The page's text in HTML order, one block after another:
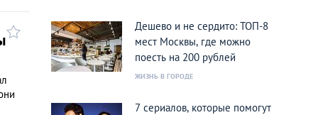
Дешево и не сердито: ТОП-8
мест Москвы, где можно
поесть на 200 рублей
ЖИЗНЬ В ГОРОДЕ
7 сериалов, которые помогут